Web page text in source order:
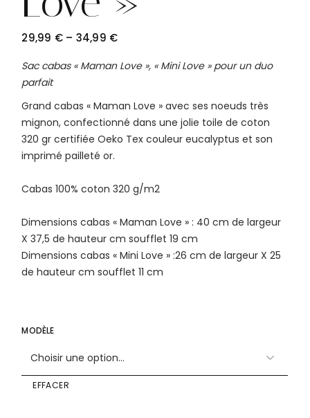
29,99 €– 34,99 €
PLAGE
PRIX :
29,99 €
À
Sac cabas « Maman Love », « Mini Love » pour un duo
parfait
Grand cabas « Maman Love » avec ses noeuds très
mignon, confectionné dans une jolie toile de coton
320 gr certifiée Oeko Tex couleur eucalyptus et son
imprimé pailleté or.
Cabas 100% coton 320 g/m2
Dimensions cabas « Maman Love » : 40 cm de largeur
X 37,5 de hauteur cm soufflet 19 cm
Dimensions cabas « Mini Love » :26 cm de largeur X 25
de hauteur cm soufflet 11 cm
MODÈLE
EFFACER